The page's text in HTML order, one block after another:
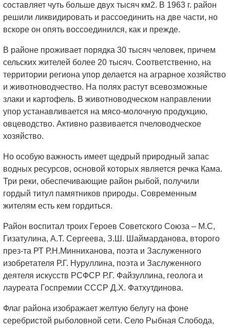
составляет чуть больше двух тысяч км2. В 1963 г. район
решили ликвидировать и рассоединить на две части, но
вскоре он опять воссоединился, как и прежде.
В районе проживает порядка 30 тысяч человек, причем
сельских жителей более 20 тысяч. Соответственно, на
территории региона упор делается на аграрное хозяйство
и животноводчество. На полях растут всевозможные
злаки и картофель. В животноводческом направлении
упор устанавливается на мясо-молочную продукцию,
овцеводство. Активно развивается пчеловодческое
хозяйство.
Но особую важность имеет щедрый природный запас
водных ресурсов, основой которых является речка Кама.
Три реки, обеспечивающие район рыбой, получили
гордый титул памятников природы. Современным
жителям есть кем гордиться.
Район воспитал троих Героев Советского Союза – М.С,
Гизатулина, А.Т. Сергеева, З.Ш. Шаймарданова, второго
през-та РТ Р.Н.Минниханова, поэта и Заслуженного
изобретателя Р.Г. Нуруллина, поэта и Заслуженного
деятеля искусств РСФСР Р.Г. Файзуллина, геолога и
лауреата Госпремии СССР Д.Х. Фатхутдинова.
Флаг района изображает желтую белугу на фоне
серебристой рыболовной сети. Село Рыбная Слобода,